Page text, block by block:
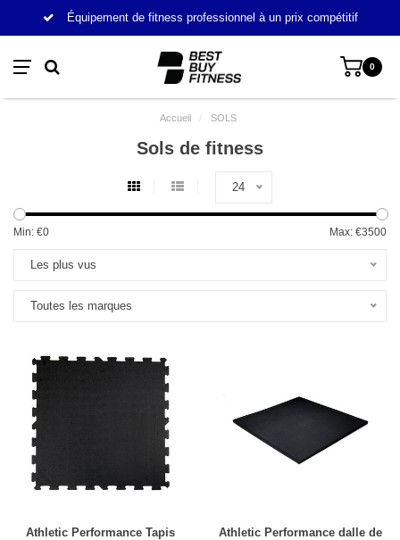
Équipement de fitness professionnel à un prix compétitif
0
Accueil / SOLS
Sols de fitness
24
Min: €0 Max: €3500
Les plus vus
Toutes les marques
Athletic Performance Tapis
Athletic Performance dalle de